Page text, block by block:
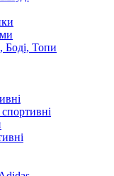
Боді, Топи